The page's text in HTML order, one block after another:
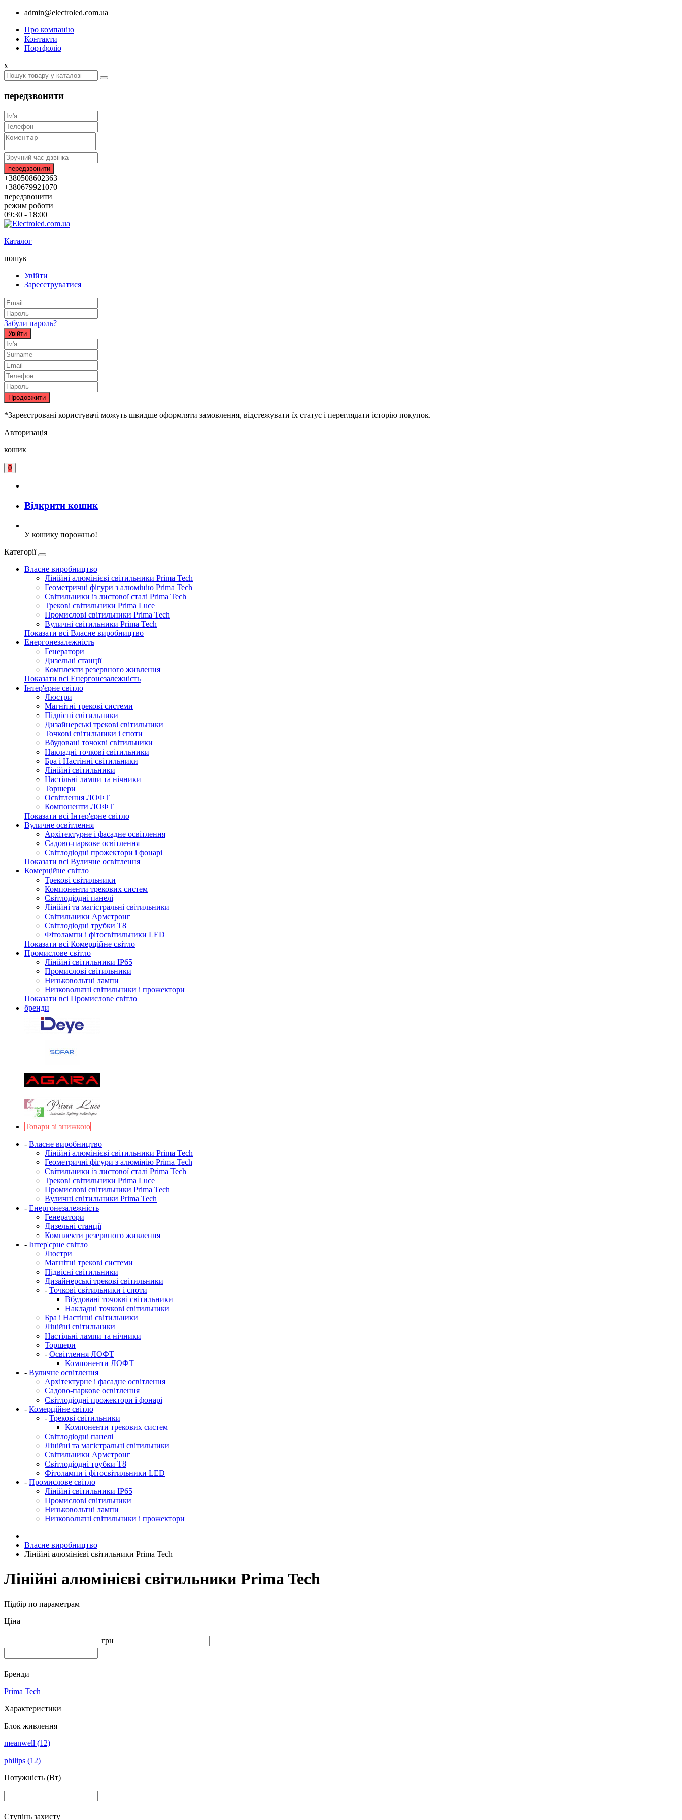
admin@electroled.com.ua
Про компанію
Контакти
Портфоліо
x
передзвонити
+380508602363
+380679921070
передзвонити
режим роботи
09:30 - 18:00
Каталог
пошук
Увійти
Зареєструватися
Забули пароль?
Увійти
Продовжити
*Зареєстровані користувачі можуть швидше оформляти замовлення, відстежувати їх статус і переглядати історію покупок.
Авторизація
кошик
0
Відкрити кошик
У кошику порожньо!
Категорії
Власне виробництво
Лінійні алюмінієві світильники Prima Tech
Геометричні фігури з алюмінію Prima Tech
Світильники із листової сталі Prima Tech
Трекові світильники Prima Luce
Промислові світильники Prima Tech
Вуличні світильники Prima Tech
Показати всі Власне виробництво
Енергонезалежність
Генератори
Дизельні станції
Комплекти резервного живлення
Показати всі Енергонезалежність
Інтер'єрне світло
Люстри
Магнітні трекові системи
Підвісні світильники
Дизайнерські трекові світильники
Точкові світильники і споти
Вбудовані точокві світильники
Накладні точкові світильники
Бра і Настінні світильники
Лінійні світильники
Настільні лампи та нічники
Торшери
Освітлення ЛОФТ
Компоненти ЛОФТ
Показати всі Інтер'єрне світло
Вуличне освітлення
Архітектурне і фасадне освітлення
Садово-паркове освітлення
Світлодіодні прожектори і фонарі
Показати всі Вуличне освітлення
Комерційне світло
Трекові світильники
Компоненти трекових систем
Світлодіодні панелі
Лінійні та магістральні світильники
Світильники Армстронг
Світлодіодні трубки Т8
Фітолампи і фітосвітильники LED
Показати всі Комерційне світло
Промислове світло
Лінійні світильники IP65
Промислові світильники
Низьковольтні лампи
Низковольтні світильники і прожектори
Показати всі Промислове світло
бренди
Товари зі знижкою
- Власне виробництво
Лінійні алюмінієві світильники Prima Tech
Геометричні фігури з алюмінію Prima Tech
Світильники із листової сталі Prima Tech
Трекові світильники Prima Luce
Промислові світильники Prima Tech
Вуличні світильники Prima Tech
- Енергонезалежність
Генератори
Дизельні станції
Комплекти резервного живлення
- Інтер'єрне світло
Люстри
Магнітні трекові системи
Підвісні світильники
Дизайнерські трекові світильники
- Точкові світильники і споти
Вбудовані точокві світильники
Накладні точкові світильники
Бра і Настінні світильники
Лінійні світильники
Настільні лампи та нічники
Торшери
- Освітлення ЛОФТ
Компоненти ЛОФТ
- Вуличне освітлення
Архітектурне і фасадне освітлення
Садово-паркове освітлення
Світлодіодні прожектори і фонарі
- Комерційне світло
- Трекові світильники
Компоненти трекових систем
Світлодіодні панелі
Лінійні та магістральні світильники
Світильники Армстронг
Світлодіодні трубки Т8
Фітолампи і фітосвітильники LED
- Промислове світло
Лінійні світильники IP65
Промислові світильники
Низьковольтні лампи
Низковольтні світильники і прожектори
Власне виробництво
Лінійні алюмінієві світильники Prima Tech
Лінійні алюмінієві світильники Prima Tech
Підбір по параметрам
Ціна
грн
Бренди
Prima Tech
Характеристики
Блок живлення
meanwell (12)
philips (12)
Потужність (Вт)
Ступінь захисту